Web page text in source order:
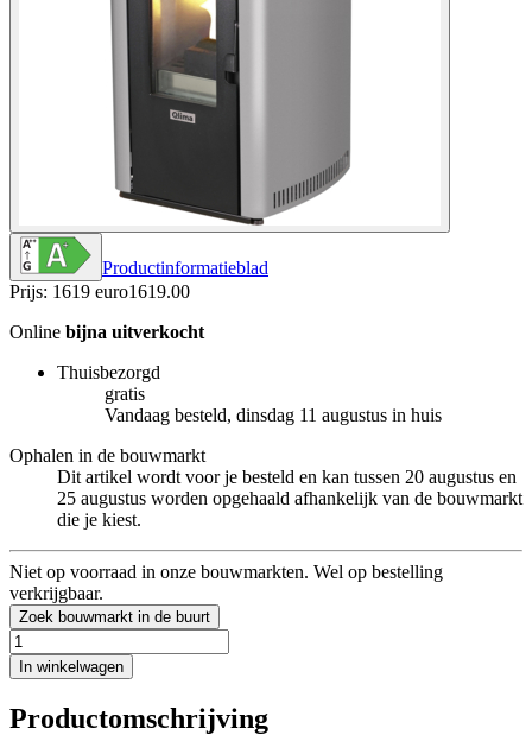
Productinformatieblad
Prijs: 1619 euro1619.00
Online bijna uitverkocht
Thuisbezorgd
gratis
Vandaag besteld, dinsdag 11 augustus in huis
Ophalen in de bouwmarkt
Dit artikel wordt voor je besteld en kan tussen 20 augustus en
25 augustus worden opgehaald afhankelijk van de bouwmarkt
die je kiest.
Niet op voorraad in onze bouwmarkten. Wel op bestelling
verkrijgbaar.
Zoek bouwmarkt in de buurt
In winkelwagen
Productomschrijving